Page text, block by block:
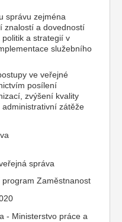
správu zejména
znalostí a dovedností
a strategií v
služebního
ve veřejné
posílení
zvýšení kvality
zátěže
správa
Zaměstnanost
- Ministerstvo práce a